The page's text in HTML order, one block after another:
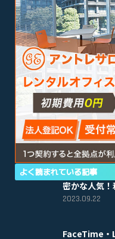
よく読まれている記事
密かな人気
2023.09.22
FaceTime・